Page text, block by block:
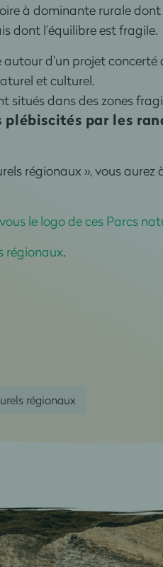
à dominante rurale
dont l’équilibre est fragile.
autour d’un projet
et culturel.
dans des zones
plébiscités par les
régionaux », vous
le logo de ces Parcs
régionaux.
régionaux